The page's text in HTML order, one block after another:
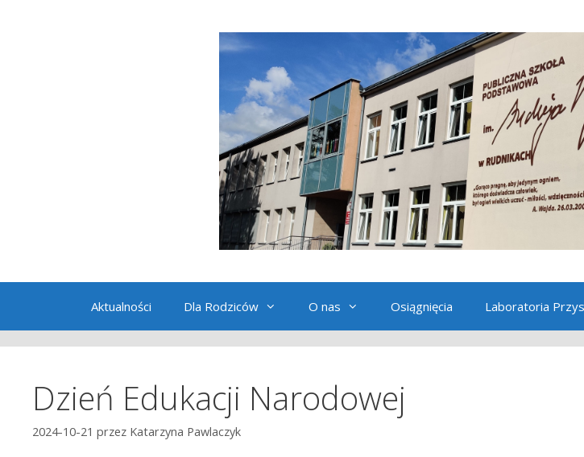
Aktualności Dla Rodziców O nas Osiągnięcia Laboratoria
Dzień Edukacji Narodowej
2024-10-21 przez Katarzyna Pawlaczyk